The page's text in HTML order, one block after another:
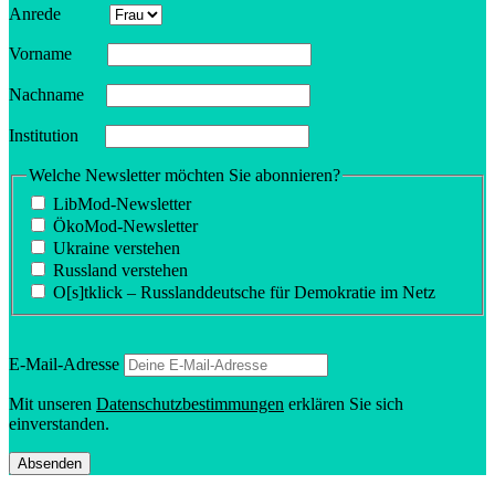
Anrede
Vorname
Nachname
Insti­tution
Welche Newsletter möchten Sie abonnieren?
LibMod-Newsletter
ÖkoMod-Newsletter
Ukraine verstehen
Russland verstehen
O[s]tklick – Russland­deutsche für Demokratie im Netz
E‑Mail-Adresse
Mit unseren Daten­schutz­be­stim­mungen erklären Sie sich
einverstanden.